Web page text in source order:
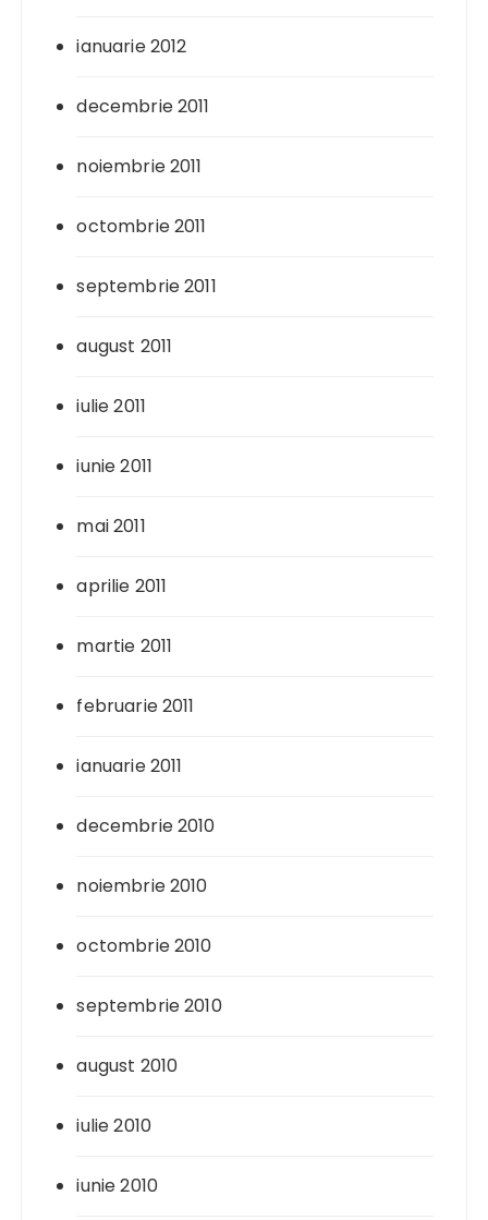
ianuarie 2012
decembrie 2011
noiembrie 2011
octombrie 2011
septembrie 2011
august 2011
iulie 2011
iunie 2011
mai 2011
aprilie 2011
martie 2011
februarie 2011
ianuarie 2011
decembrie 2010
noiembrie 2010
octombrie 2010
septembrie 2010
august 2010
iulie 2010
iunie 2010